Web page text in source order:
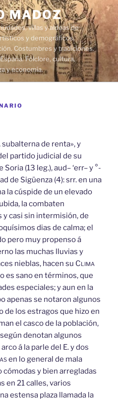
MADOZ
villas y aldeas de
y demográficos.
Costumbres y tradiciones.
Folclore, cultura,
y economía.
de renta», y
partido judicial de su
Soria (13 leg.),aud– ‘err– y °-
de Sigüenza (4): srr. en una
la cúspide de un elevado
la combaten
casi sin intermisión, de
dias de calma; el
pero muy propenso á
las muchas lluvias y
nieblas, hacen su Clima
es sano en términos, que
especiales; y aun en la
apenas se notaron algunos
de los estragos que hizo en
el casco de la población,
denotan algunos
á la parle del E. y dos
en lo general de mala
y bien arregladas
en 21 calles, varios
estensa plaza llamada la